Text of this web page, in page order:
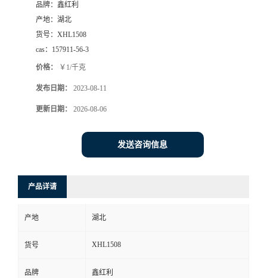
品牌： 鑫红利
产地： 湖北
货号： XHL1508
cas： 157911-56-3
价格： ￥1/千克
发布日期： 2023-08-11
更新日期： 2026-08-06
发送咨询信息
产品详请
产地 湖北
货号 XHL1508
品牌 鑫红利